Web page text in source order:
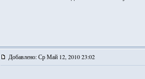
Добавлено: Ср Май 12, 2010 23:02